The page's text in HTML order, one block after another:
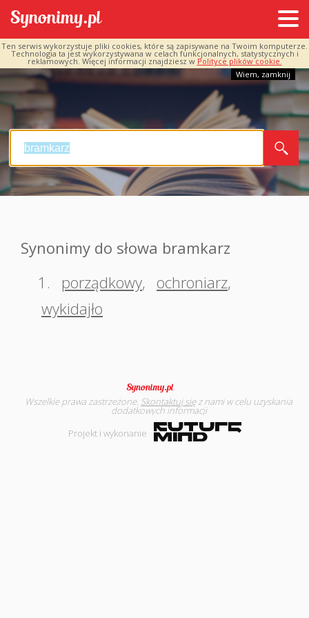
Ten serwis wykorzystuje pliki cookies, które są zapisywane na Twoim komputerze.
Technologia ta jest wykorzystywana w celach funkcjonalnych, statystycznych i
reklamowych. Więcej informacji znajdziesz w Polityce plików cookie.
Wiem, zamknij
Synonimy do słowa bramkarz
1.
porządkowy, ochroniarz,
wykidajło
Wszelkie prawa zastrzeżone. Skontaktuj sięz nami w celu uzyskania
dodatkowych informacji
Projekt i wykonanie